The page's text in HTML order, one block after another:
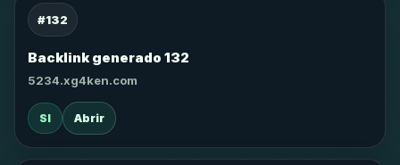
#132
Backlink generado 132
5234.xg4ken.com
SI Abrir